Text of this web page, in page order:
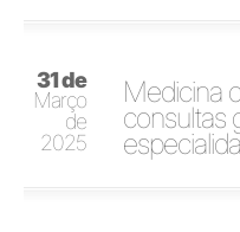
31 de
Março
de
2025
Medicina
consultas